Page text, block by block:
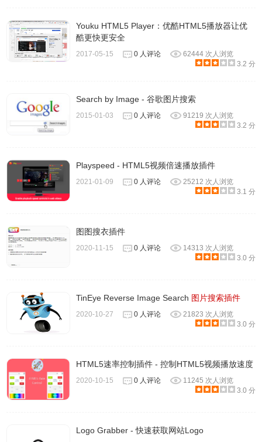
Youku HTML5 Player：优酷HTML5播放器让优
酷更快更安全
2017-05-15 0 人评论
62444 次人浏览
3.2 分
Search by Image - 谷歌图片搜索
2015-01-03 0 人评论
91219 次人浏览
3.2 分
Playspeed - HTML5视频倍速播放插件
2021-01-09 0 人评论
25212 次人浏览
3.1 分
图图搜衣插件
2020-11-15 0 人评论
14313 次人浏览
3.0 分
TinEye Reverse Image Search 图片搜索插件
2020-10-27 0 人评论
21823 次人浏览
3.0 分
HTML5速率控制插件 - 控制HTML5视频播放速度
2020-10-15 0 人评论
11245 次人浏览
3.0 分
Logo Grabber - 快速获取网站Logo